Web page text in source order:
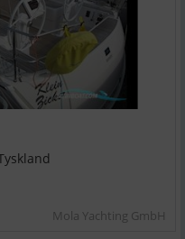
Mola Yachting GmbH